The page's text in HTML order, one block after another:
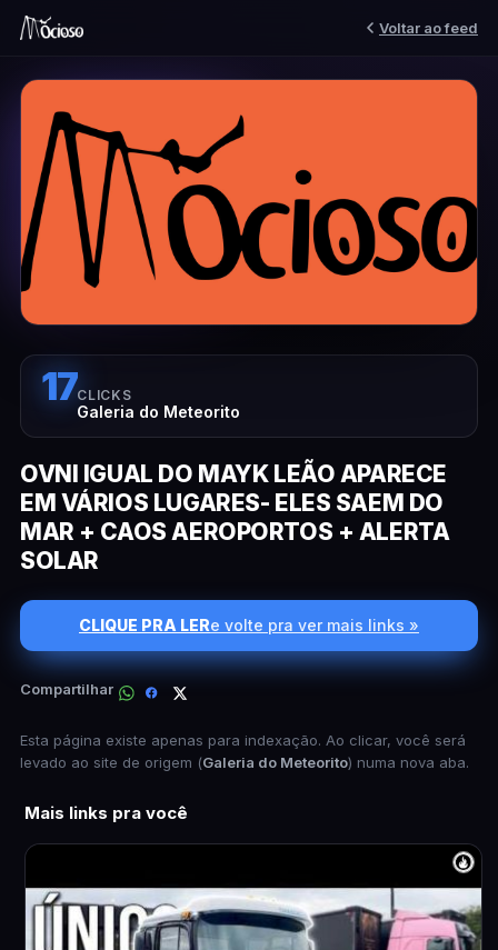
Voltar ao feed
17CLICKS
Galeria do Meteorito
OVNI IGUAL DO MAYK LEÃO APARECE
EM VÁRIOS LUGARES- ELES SAEM DO
MAR + CAOS AEROPORTOS + ALERTA
SOLAR
CLIQUE PRA LERe volte pra ver mais links »
Compartilhar
Esta página existe apenas para indexação. Ao clicar, você será
levado ao site de origem (Galeria do Meteorito) numa nova aba.
Mais links pra você